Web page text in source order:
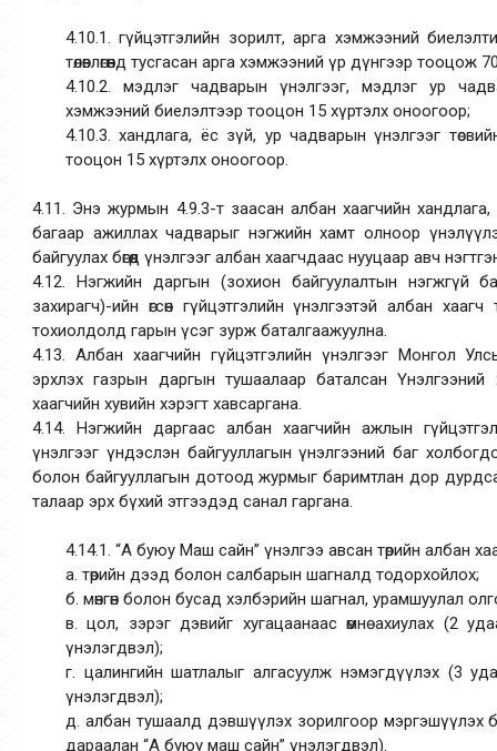
4.10.1. гүйцэтгэлийн зорилт, арга хэмжээний
төлөвлөгөөнд тусгасан арга хэмжээний үр дүнгээр тооцож
4.10.2. мэдлэг чадварын үнэлгээг, мэдлэг ур
хэмжээний биелэлтээр тооцон 15 хүртэлх оноогоор;
4.10.3. хандлага, ёс зүй, ур чадварын үнэлгээг
тооцон 15 хүртэлх оноогоор.
4.11. Энэ журмын 4.9.3-т заасан албан хаагчийн
багаар ажиллах чадварыг нэгжийн хамт олноор
байгуулах бөгөөд үнэлгээг албан хаагчдаас нууцаар авч
4.12. Нэгжийн даргын (зохион байгуулалтын нэгжгүй
захирагч)-ийн өгсөн гүйцэтгэлийн үнэлгээтэй албан хаагч
тохиолдолд гарын үсэг зурж баталгаажуулна.
4.13. Албан хаагчийн гүйцэтгэлийн үнэлгээг Монгол
эрхлэх газрын даргын тушаалаар баталсан Үнэлгээний
хаагчийн хувийн хэрэгт хавсаргана.
4.14. Нэгжийн даргаас албан хаагчийн ажлын
үнэлгээг үндэслэн байгууллагын үнэлгээний баг
болон байгууллагын дотоод журмыг баримтлан дор
талаар эрх бүхий этгээдэд санал гаргана.
4.14.1. “А буюу Маш сайн” үнэлгээ авсан төрийн албан
а. төрийн дээд болон салбарын шагналд тодорхойлох;
б. мөнгөн болон бусад хэлбэрийн шагнал, урамшуулал
в. цол, зэрэг дэвийг хугацаанаас өмнө ахиулах (2
үнэлэгдвэл);
г. цалингийн шатлалыг алгасуулж нэмэгдүүлэх (3
үнэлэгдвэл);
д. албан тушаалд дэвшүүлэх зорилгоор мэргэшүүлэх
дараалан “А буюу маш сайн” үнэлэгдвэл).